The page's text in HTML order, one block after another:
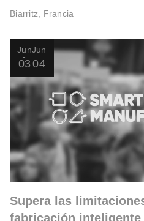
Biarritz, Francia
Jun
03
Jun
04
Supera las
fabricación